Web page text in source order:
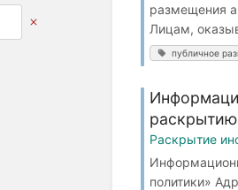
размещения
Лицам,
публичное
Раскрытие
политики»